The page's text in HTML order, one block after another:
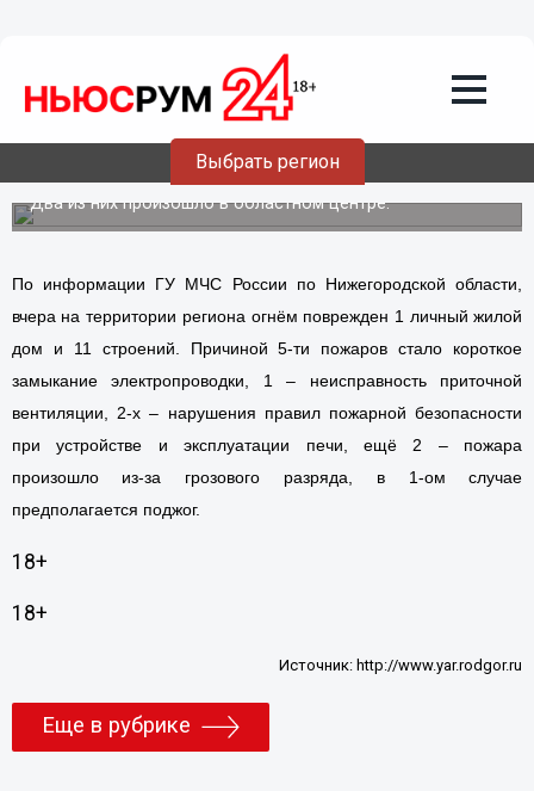
Выбрать регион
30.04.201219:39
За минувшие сутки в Нижегородской
области произошло 12 пожаров
Два из них произошло в областном центре.
По информации ГУ МЧС России по Нижегородской области,
вчера на территории региона огнём поврежден 1 личный жилой
дом и 11 строений. Причиной 5-ти пожаров стало короткое
замыкание электропроводки, 1 – неисправность приточной
вентиляции, 2-х – нарушения правил пожарной безопасности
при устройстве и эксплуатации печи, ещё 2 – пожара
произошло из-за грозового разряда, в 1-ом случае
предполагается поджог.
18+
18+
Источник: http://www.yar.rodgor.ru
Еще в рубрике